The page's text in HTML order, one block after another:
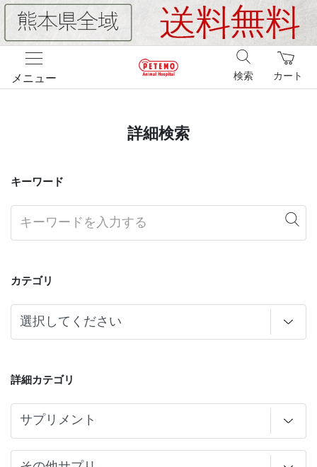
メニュー カート
検索
詳細検索
キーワード
カテゴリ
詳細カテゴリ